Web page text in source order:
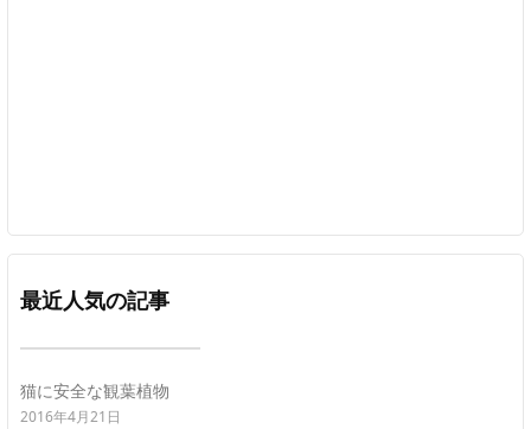
最近人気の記事
猫に安全な観葉植物
2016年4月21日